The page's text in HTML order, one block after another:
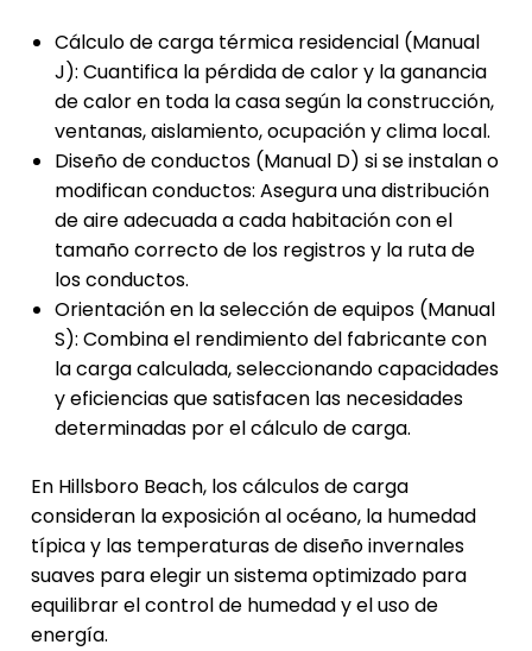
Cálculo de carga térmica residencial (Manual
J): Cuantifica la pérdida de calor y la ganancia
de calor en toda la casa según la construcción,
ventanas, aislamiento, ocupación y clima local.
Diseño de conductos (Manual D) si se instalan o
modifican conductos: Asegura una distribución
de aire adecuada a cada habitación con el
tamaño correcto de los registros y la ruta de
los conductos.
Orientación en la selección de equipos (Manual
S): Combina el rendimiento del fabricante con
la carga calculada, seleccionando capacidades
y eficiencias que satisfacen las necesidades
determinadas por el cálculo de carga.
En Hillsboro Beach, los cálculos de carga
consideran la exposición al océano, la humedad
típica y las temperaturas de diseño invernales
suaves para elegir un sistema optimizado para
equilibrar el control de humedad y el uso de
energía.